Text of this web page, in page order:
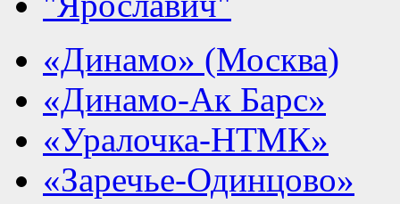
«Динамо» (Москва)
«Динамо-Ак Барс»
«Уралочка-НТМК»
«Заречье-Одинцово»